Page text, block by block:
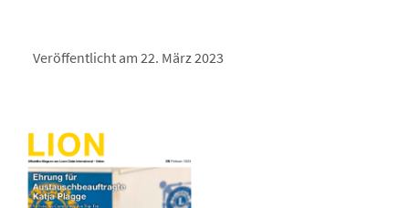
Veröffentlicht am 22. März 2023